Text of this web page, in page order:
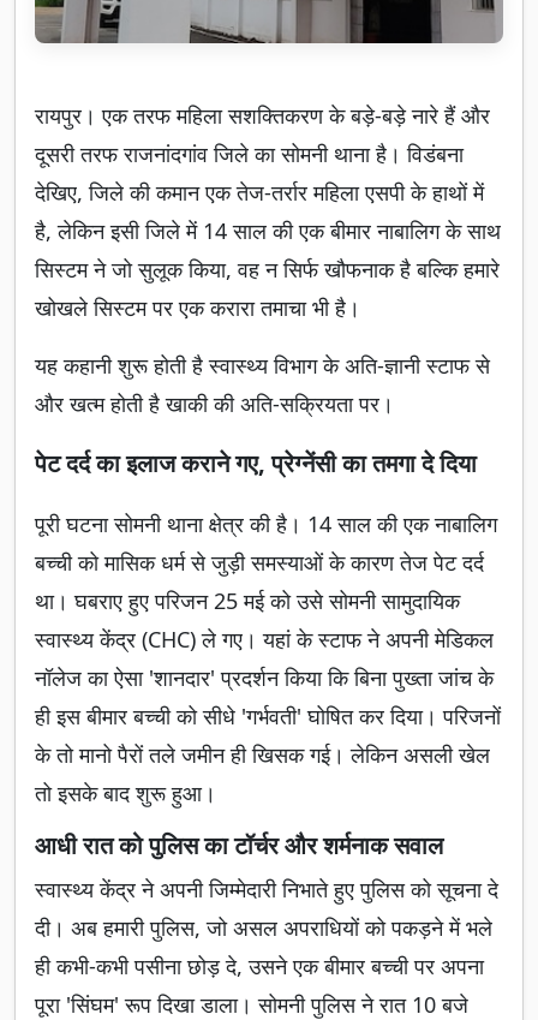
रायपुर। एक तरफ महिला सशक्तिकरण के बड़े-बड़े नारे हैं और
दूसरी तरफ राजनांदगांव जिले का सोमनी थाना है। विडंबना
देखिए, जिले की कमान एक तेज-तर्रार महिला एसपी के हाथों में
है, लेकिन इसी जिले में 14 साल की एक बीमार नाबालिग के साथ
सिस्टम ने जो सुलूक किया, वह न सिर्फ खौफनाक है बल्कि हमारे
खोखले सिस्टम पर एक करारा तमाचा भी है।
यह कहानी शुरू होती है स्वास्थ्य विभाग के अति-ज्ञानी स्टाफ से
और खत्म होती है खाकी की अति-सक्रियता पर।
पेट दर्द का इलाज कराने गए, प्रेग्नेंसी का तमगा दे दिया
पूरी घटना सोमनी थाना क्षेत्र की है। 14 साल की एक नाबालिग
बच्ची को मासिक धर्म से जुड़ी समस्याओं के कारण तेज पेट दर्द
था। घबराए हुए परिजन 25 मई को उसे सोमनी सामुदायिक
स्वास्थ्य केंद्र (CHC) ले गए। यहां के स्टाफ ने अपनी मेडिकल
नॉलेज का ऐसा 'शानदार' प्रदर्शन किया कि बिना पुख्ता जांच के
ही इस बीमार बच्ची को सीधे 'गर्भवती' घोषित कर दिया। परिजनों
के तो मानो पैरों तले जमीन ही खिसक गई। लेकिन असली खेल
तो इसके बाद शुरू हुआ।
आधी रात को पुलिस का टॉर्चर और शर्मनाक सवाल
स्वास्थ्य केंद्र ने अपनी जिम्मेदारी निभाते हुए पुलिस को सूचना दे
दी। अब हमारी पुलिस, जो असल अपराधियों को पकड़ने में भले
ही कभी-कभी पसीना छोड़ दे, उसने एक बीमार बच्ची पर अपना
पूरा 'सिंघम' रूप दिखा डाला। सोमनी पुलिस ने रात 10 बजे